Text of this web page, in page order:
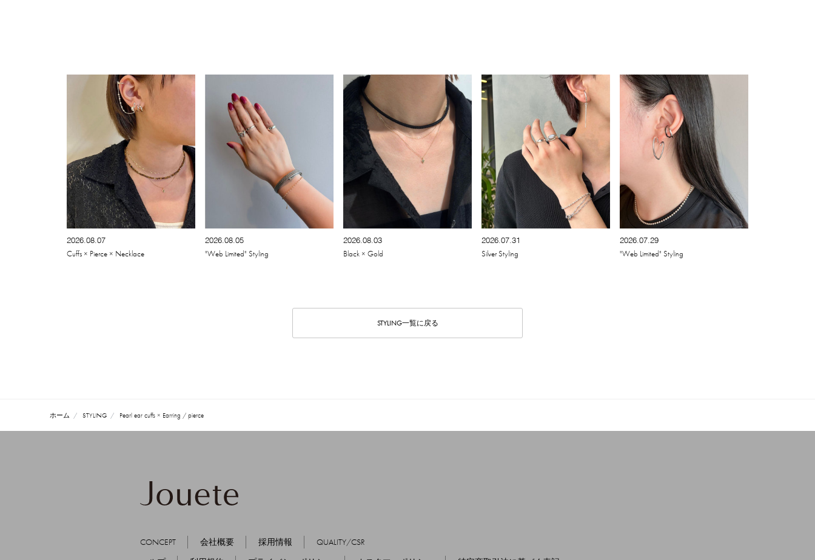
2026.08.07
Cuffs × Pierce × Necklace
2026.08.05
"Web Limited" Styling
2026.08.03
Black × Gold
2026.07.31
Silver Styling
2026.07.29
"Web Limited" Styling
STYLING一覧に戻る
ホーム STYLING Pearl ear cuffs × Earring / pierce
CONCEPT 会社概要 採用情報
QUALITY/CSR